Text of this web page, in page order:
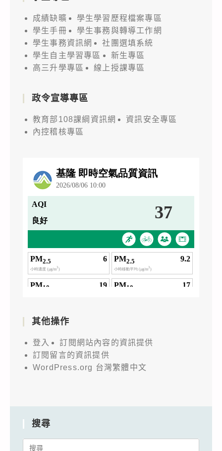
成績缺曠
學生學習歷程檔案專區
學生手冊
學生事務與轉導工作網
學生事務資訊網
社團選填系統
學生自主學習專區
新生專區
高三升學專區
線上授課專區
政令宣導專區
教育部108課綱資訊網
資訊安全專區
內控稽核專區
其他操作
登入
訂閱網站內容的資訊提供
訂閱留言的資訊提供
WordPress.org 台灣繁體中文
搜尋
Search